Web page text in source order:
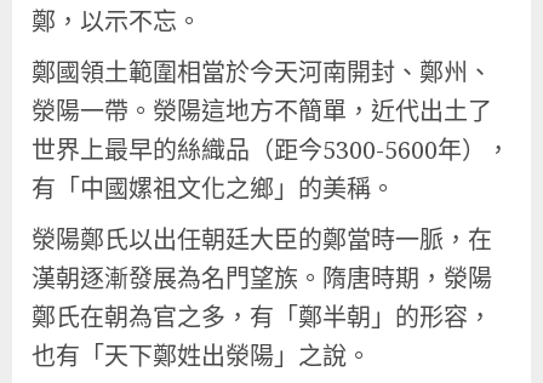
鄭，以示不忘。
鄭國領土範圍相當於今天河南開封、鄭州、
滎陽一帶。滎陽這地方不簡單，近代出土了
世界上最早的絲織品（距今5300-5600年），
有「中國嫘祖文化之鄉」的美稱。
滎陽鄭氏以出任朝廷大臣的鄭當時一脈，在
漢朝逐漸發展為名門望族。隋唐時期，滎陽
鄭氏在朝為官之多，有「鄭半朝」的形容，
也有「天下鄭姓出滎陽」之說。